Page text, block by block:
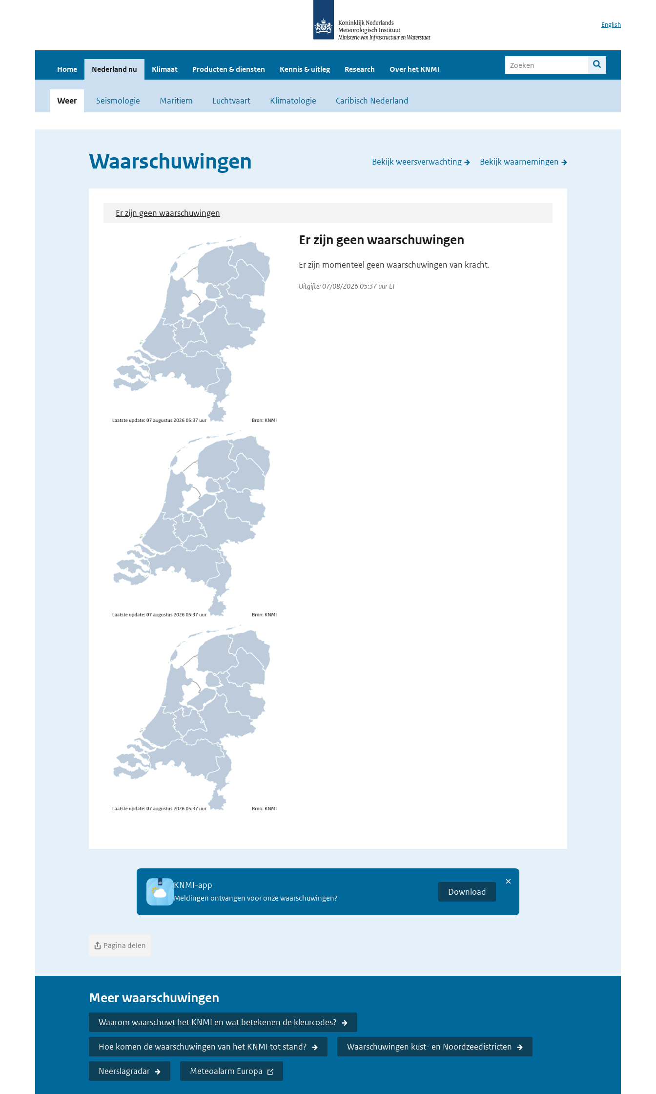
English
Home Nederland nu Klimaat Producten & diensten Kennis & uitleg Research Over het KNMI
Weer Seismologie Maritiem Luchtvaart Klimatologie Caribisch Nederland
Waarschuwingen Bekijk weersverwachting Bekijk waarnemingen
Er zijn geen waarschuwingen
Er zijn geen waarschuwingen
Er zijn momenteel geen waarschuwingen van kracht.
Uitgifte: 07/08/2026 05:37 uur LT
×
KNMI-app
Meldingen ontvangen voor onze waarschuwingen?
Download
Pagina delen
Meer waarschuwingen
Waarom waarschuwt het KNMI en wat betekenen de kleurcodes?
Hoe komen de waarschuwingen van het KNMI tot stand? Waarschuwingen kust- en Noordzeedistricten
Neerslagradar Meteoalarm Europa